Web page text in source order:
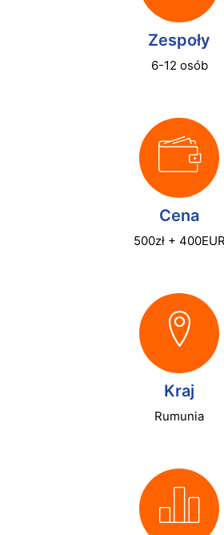
Zespoły
6-12 osób
Cena
500zł + 400EUR
Kraj
Rumunia